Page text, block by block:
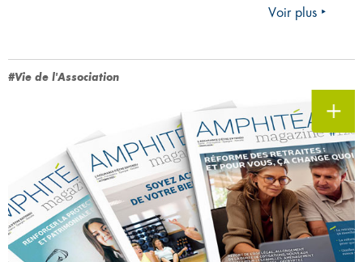
Voir plus ‣
#Vie de l'Association